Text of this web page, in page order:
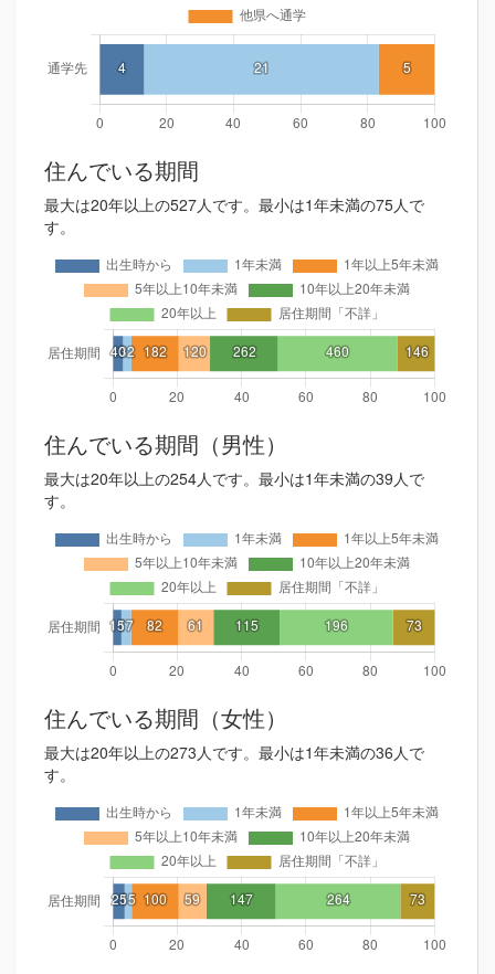
住んでいる期間
最大は20年以上の527人です。最小は1年未満の75人で
す。
住んでいる期間（男性）
最大は20年以上の254人です。最小は1年未満の39人で
す。
住んでいる期間（女性）
最大は20年以上の273人です。最小は1年未満の36人で
す。